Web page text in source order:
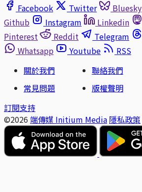
Facebook
Twitter Bluesky
Github
Instagram Linkedin
Pinterest
Reddit Telegram
Whatsapp
Youtube
RSS
關於我們
聯絡我們
常見問題
版權聲明
訂閱支持
©2026 端傳媒 Initium Media 隱私政策